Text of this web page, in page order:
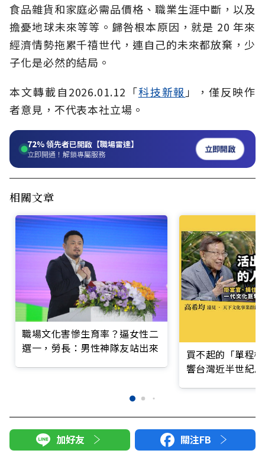
食品雜貨和家庭必需品價格、職業生涯中斷，以及
擔憂地球未來等等。歸咎根本原因，就是 20 年來
經濟情勢拖累千禧世代，連自己的未來都放棄，少
子化是必然的結局。
本文轉載自2026.01.12「科技新報 」，僅反映作
者意見，不代表本社立場。
72%領先者已開啟【職場雷達】
立即開通！解鎖專屬服務 立即開啟
相關文章
職場文化害慘生育率？逼女性二
選一，勞長：男性神隊友站出來
買不起的「單程
響台灣近半世紀
加好友 關注FB